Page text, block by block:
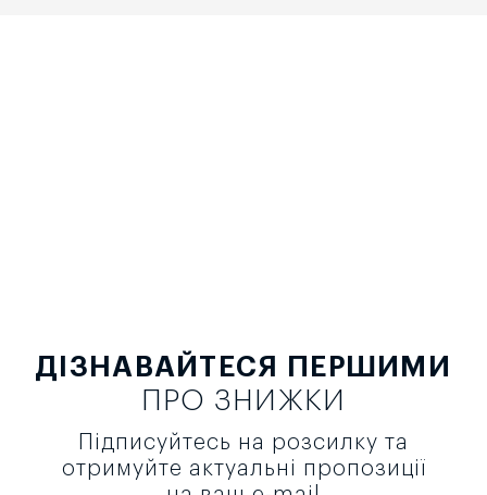
ДІЗНАВАЙТЕСЯ ПЕРШИМИ
ПРО ЗНИЖКИ
Підписуйтесь на розсилку та
отримуйте актуальні пропозиції